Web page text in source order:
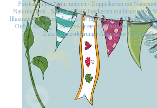
Postkarten mit Naturmotiven - Doppelkarten mit
Naturmotiven - Schwarz-Weiß-Postkarten mit historischen
Illustrationen-Doppelkarten mit Illustrationen-
Online-Katalog -Handelsvertreter für Postkarten gesucht-
Datenschutzerklärung- Allgemeine